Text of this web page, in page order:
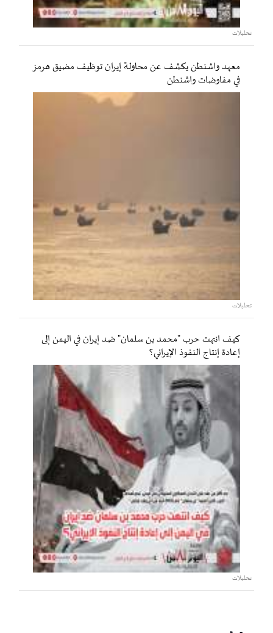
تحليلات
معهد واشنطن يكشف عن محاولة إيران توظيف مضيق هرمز
في مفاوضات واشنطن
تحليلات
كيف انتهت حرب "محمد بن سلمان" ضد إيران في اليمن إلى
إعادة إنتاج النفوذ الإيراني؟
تحليلات